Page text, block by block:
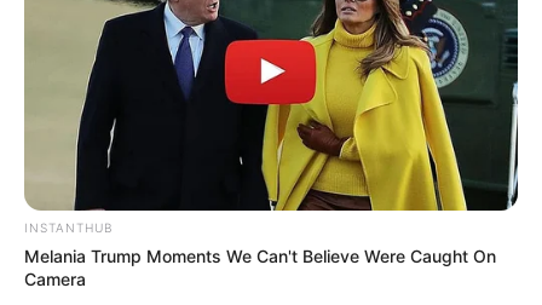
INSTANTHUB
Melania Trump Moments We Can't Believe Were Caught On
Camera